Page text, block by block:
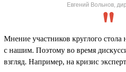
Евгений Вольнов,
Мнение участников круглого стола
с нашим. Поэтому во время
взгляд. Например, на кризис